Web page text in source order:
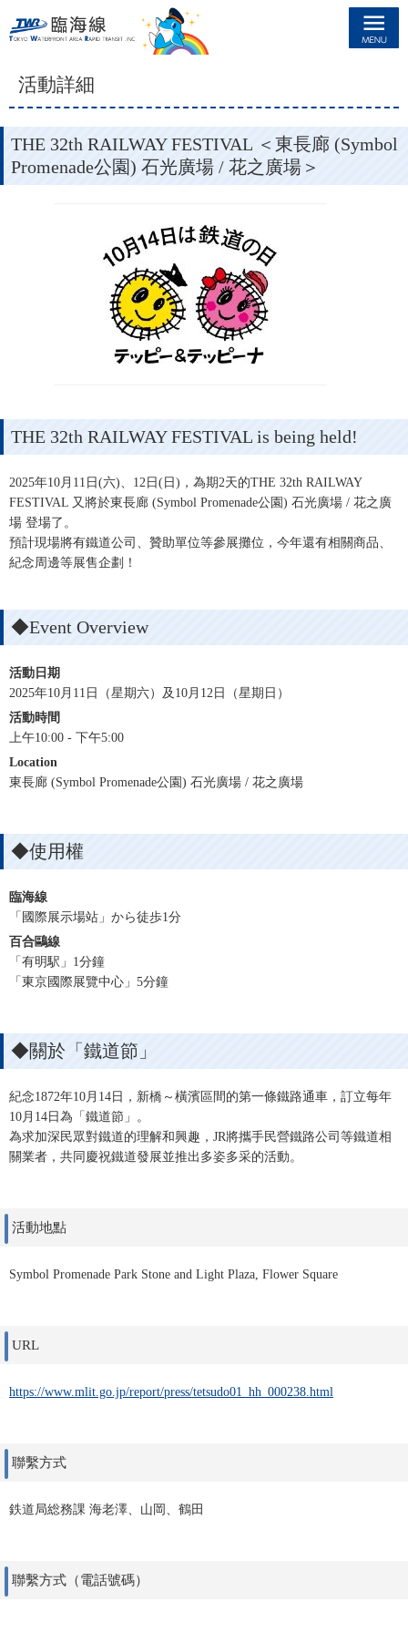
活動詳細
THE 32th RAILWAY FESTIVAL ＜東長廊 (Symbol
Promenade公園) 石光廣場 / 花之廣場＞
THE 32th RAILWAY FESTIVAL is being held!
2025年10月11日(六)、12日(日)，為期2天的THE 32th RAILWAY
FESTIVAL 又將於東長廊 (Symbol Promenade公園) 石光廣場 / 花之廣
場 登場了。
預計現場將有鐵道公司、贊助單位等參展攤位，今年還有相關商品、
紀念周邊等展售企劃！
◆Event Overview
活動日期
2025年10月11日（星期六）及10月12日（星期日）
活動時間
上午10:00 - 下午5:00
Location
東長廊 (Symbol Promenade公園) 石光廣場 / 花之廣場
◆使用權
臨海線
「國際展示場站」から徒歩1分
百合鷗線
「有明駅」1分鐘
「東京國際展覽中心」5分鐘
◆關於「鐵道節」
紀念1872年10月14日，新橋～橫濱區間的第一條鐵路通車，訂立每年
10月14日為「鐵道節」。
為求加深民眾對鐵道的理解和興趣，JR將攜手民營鐵路公司等鐵道相
關業者，共同慶祝鐵道發展並推出多姿多采的活動。
活動地點
Symbol Promenade Park Stone and Light Plaza, Flower Square
URL
https://www.mlit.go.jp/report/press/tetsudo01_hh_000238.html
聯繫方式
鉄道局総務課 海老澤、山岡、鶴田
聯繫方式（電話號碼）